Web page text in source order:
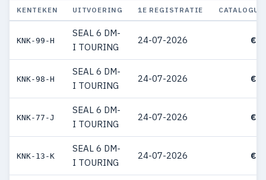
KENTEKEN UITVOERING 1E REGISTRATIE
KNK-99-H
SEAL 6 DM-
I TOURING
24-07-2026 €
KNK-98-H
SEAL 6 DM-
I TOURING
24-07-2026 €
KNK-77-J
SEAL 6 DM-
I TOURING
24-07-2026 €
KNK-13-K
SEAL 6 DM-
I TOURING
24-07-2026 €